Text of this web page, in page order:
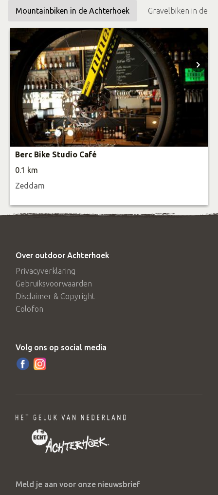
Mountainbiken in de Achterhoek Gravelbiken in de
Berc Bike Studio Café
0.1 km
Zeddam
Over outdoor Achterhoek
Privacyverklaring
Gebruiksvoorwaarden
Disclaimer & Copyright
Colofon
Volg ons op social media
Meld je aan voor onze nieuwsbrief